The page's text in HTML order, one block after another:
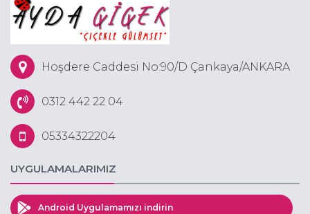
Hoşdere Caddesi No:90/D Çankaya/ANKARA
0312 442 22 04
05334322204
UYGULAMALARIMIZ
Android Uygulamamızı indirin